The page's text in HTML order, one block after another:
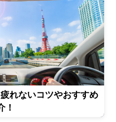
れないコツやおすすめ
！